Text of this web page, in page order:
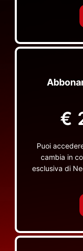
TV non
€
Puoi
cambia in
esclusiva di
TV non